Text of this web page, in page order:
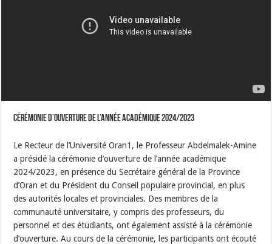
Cérémonie d’ouverture de l’année académique 2024/2023
Le Recteur de l’Université Oran1, le Professeur Abdelmalek-Amine
a présidé la cérémonie d’ouverture de l’année académique
2024/2023, en présence du Secrétaire général de la Province
d’Oran et du Président du Conseil populaire provincial, en plus
des autorités locales et provinciales. Des membres de la
communauté universitaire, y compris des professeurs, du
personnel et des étudiants, ont également assisté à la cérémonie
d’ouverture. Au cours de la cérémonie, les participants ont écouté